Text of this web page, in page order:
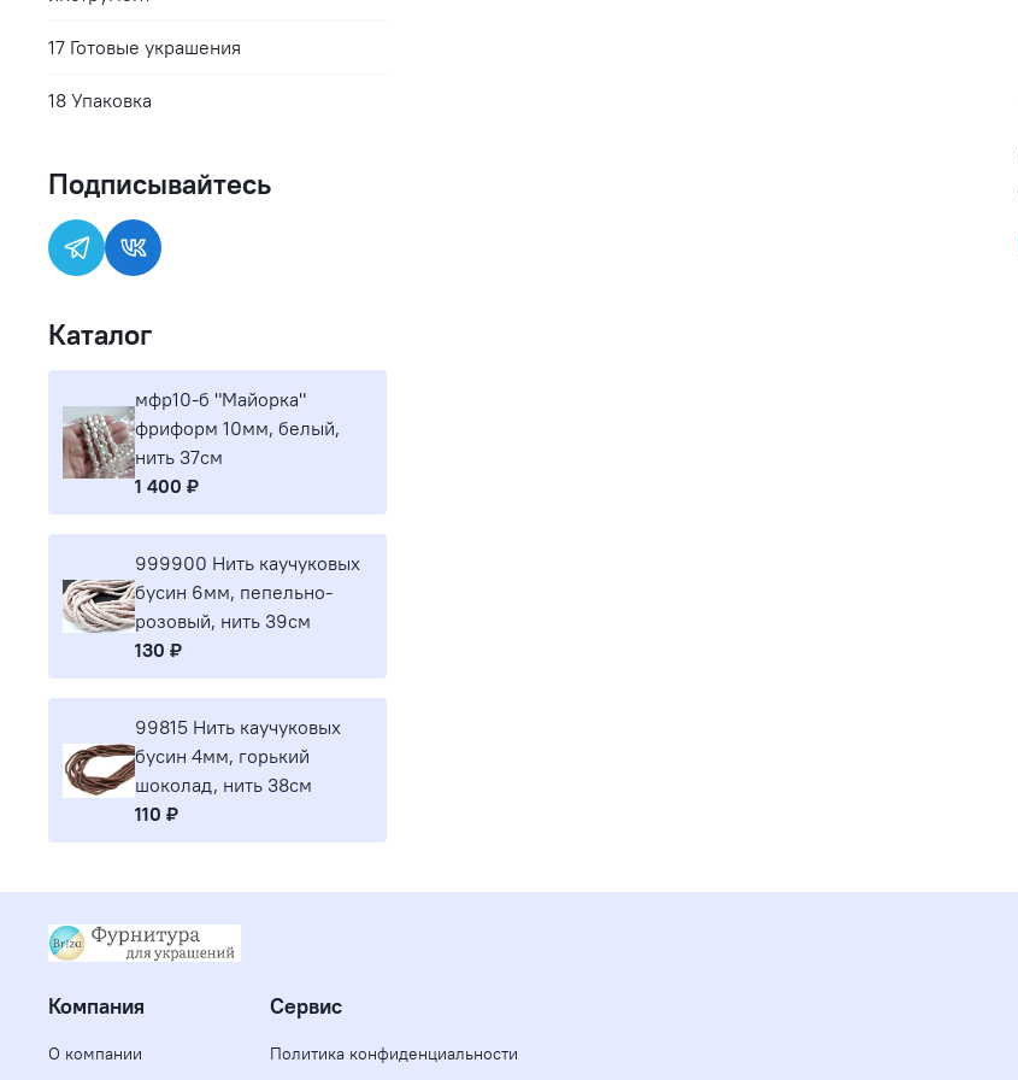
17 Готовые украшения
18 Упаковка
Подписывайтесь
Каталог
мфр10-б "Майорка"
фриформ 10мм, белый,
нить 37см
1 400 ₽
999900 Нить каучуковых
бусин 6мм, пепельно-
розовый, нить 39см
130 ₽
99815 Нить каучуковых
бусин 4мм, горький
шоколад, нить 38см
110 ₽
Компания
О компании
Сервис
Политика конфиденциальности